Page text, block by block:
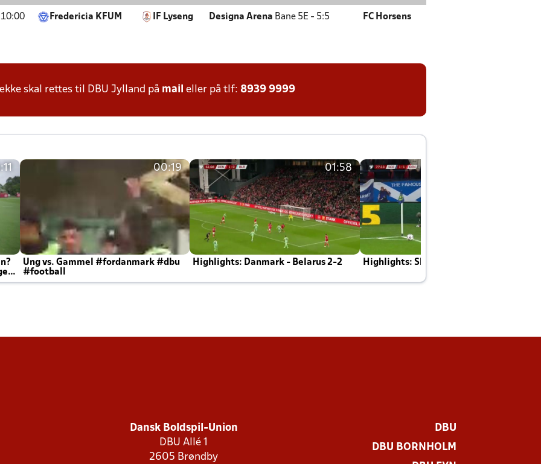
10:00 Fredericia KFUM IF Lyseng Designa Arena Bane 5E - 5:5 FC Horsens
skal rettes til DBU Jylland på mail eller på tlf: 8939 9999
00:19
Ung vs. Gammel #fordanmark #dbu
#football
01:58
Highlights: Danmark - Belarus 2-2 Highlights: Skotland - Danmark 4-2
Dansk Boldspil-Union
DBU Allé 1
2605 Brøndby
DBU
DBU BORNHOLM